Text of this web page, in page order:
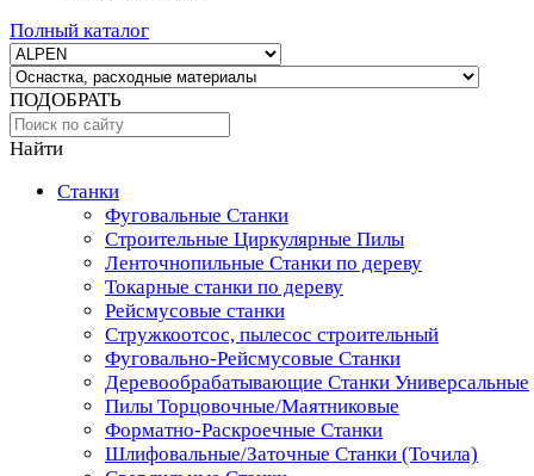
Полный каталог
ПОДОБРАТЬ
Найти
Станки
Фуговальные Станки
Строительные Циркулярные Пилы
Ленточнопильные Станки по дереву
Токарные станки по дереву
Рейсмусовые станки
Стружкоотсос, пылесос строительный
Фуговально-Рейсмусовые Станки
Деревообрабатывающие Станки Универсальные
Пилы Торцовочные/Маятниковые
Форматно-Раскроечные Станки
Шлифовальные/Заточные Станки (Точила)